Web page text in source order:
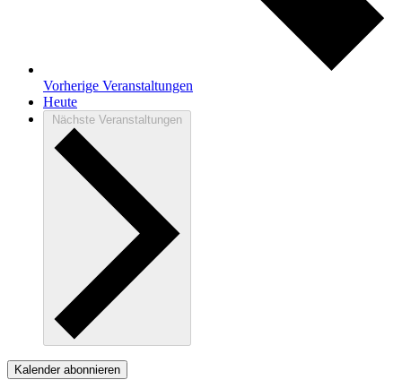
Vorherige Veranstaltungen
Heute
Nächste Veranstaltungen
Kalender abonnieren